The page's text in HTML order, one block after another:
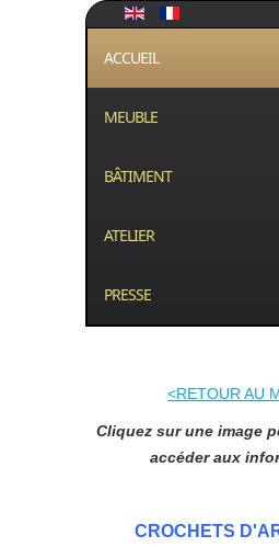
ACCUEIL
MEUBLE
BÂTIMENT
ATELIER
PRESSE
<RETOUR AU
Cliquez sur une image
accéder aux
CROCHETS